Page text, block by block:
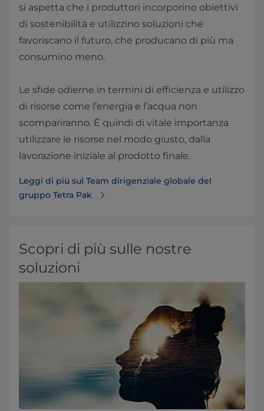
si aspetta che i produttori incorporino obiettivi
di sostenibilità e utilizzino soluzioni che
favoriscano il futuro, che producano di più ma
consumino meno.
Le sfide odierne in termini di efficienza e utilizzo
di risorse come l’energia e l’acqua non
scompariranno. È quindi di vitale importanza
utilizzare le risorse nel modo giusto, dalla
lavorazione iniziale al prodotto finale.
Leggi di più sul Team dirigenziale globale del
gruppo Tetra Pak
Scopri di più sulle nostre
soluzioni